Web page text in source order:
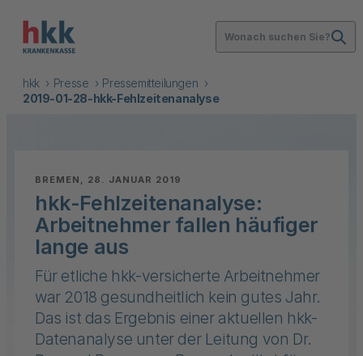
Wonach suchen Sie?
hkk Presse
Pressemitteilungen
2019-01-28-hkk-Fehlzeitenanalyse
BREMEN, 28. JANUAR 2019
hkk-Fehlzeitenanalyse:
Arbeitnehmer fallen häufiger
lange aus
Für etliche hkk-versicherte Arbeitnehmer
war 2018 gesundheitlich kein gutes Jahr.
Das ist das Ergebnis einer aktuellen hkk-
Datenanalyse unter der Leitung von Dr.